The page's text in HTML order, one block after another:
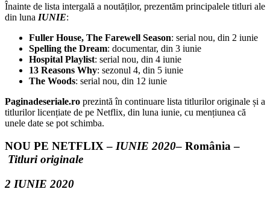
Înainte de lista intergală a noutăților, prezentăm principalele titluri ale
din luna IUNIE:
Fuller House, The Farewell Season: serial nou, din 2 iunie
Spelling the Dream: documentar, din 3 iunie
Hospital Playlist: serial nou, din 4 iunie
13 Reasons Why: sezonul 4, din 5 iunie
The Woods: serial nou, din 12 iunie
Paginadeseriale.ro prezintă în continuare lista titlurilor originale și a
titlurilor licențiate de pe Netflix, din luna iunie, cu mențiunea că
unele date se pot schimba.
NOU PE NETFLIX – IUNIE 2020– România –
Titluri originale
2 IUNIE 2020